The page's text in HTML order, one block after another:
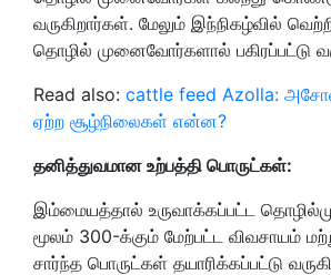
வருகிறார்கள். மேலும் இந்நிகழ்வில்
தொழில் முனைவோர்களால் பகிரப்பட்டு
Read also: cattle feed Azolla:
ஏற்ற சூழ்நிலைகள் என்ன?
தனித்துவமான உற்பத்தி பொருட்கள்:
இம்மையத்தால் உருவாக்கப்பட்ட
மூலம் 300-க்கும் மேற்பட்ட விவசாயம்
சார்ந்த பொருட்கள் தயாரிக்கப்பட்டு